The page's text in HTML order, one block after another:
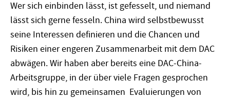
Wer sich einbinden lässt, ist gefesselt, und niemand
lässt sich gerne fesseln. China wird selbstbewusst
seine Interessen definieren und die Chancen und
Risiken einer engeren Zusammenarbeit mit dem DAC
abwägen. Wir haben aber bereits eine DAC-China-
Arbeitsgruppe, in der über viele Fragen gesprochen
wird, bis hin zu gemeinsamen Evaluierungen von